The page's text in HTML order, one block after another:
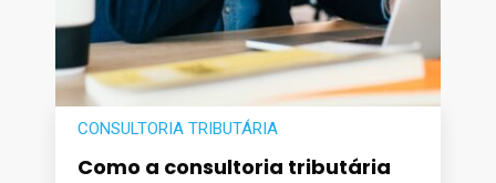
CONSULTORIA TRIBUTÁRIA
Como a consultoria tributária